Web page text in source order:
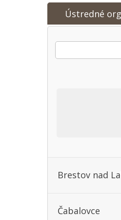
Ústredné
Brestov nad
Čabalovce